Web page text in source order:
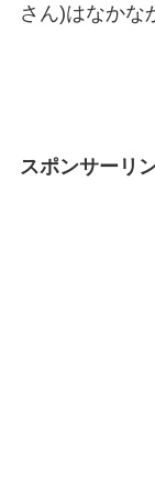
さん)はなかな
スポンサーリ